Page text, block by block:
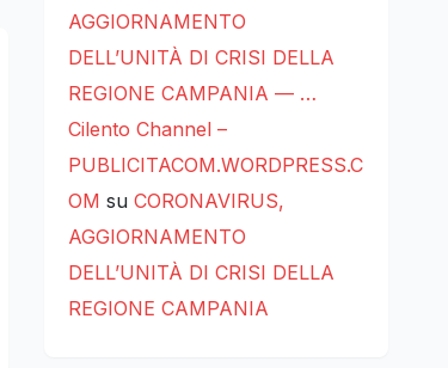
AGGIORNAMENTO
DELL’UNITÀ DI CRISI DELLA
REGIONE CAMPANIA — …
Cilento Channel –
PUBLICITACOM.WORDPRESS.C
OM su CORONAVIRUS,
AGGIORNAMENTO
DELL’UNITÀ DI CRISI DELLA
REGIONE CAMPANIA